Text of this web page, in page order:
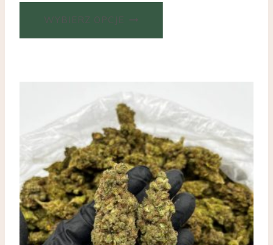
WYBIERZ OPCJE